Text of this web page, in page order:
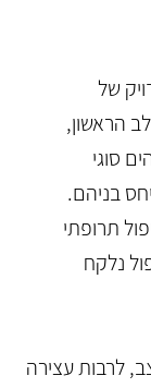
של
הראשון,
סוגי
בניהם.
תרופתי
נלקח
לרבות עצירה